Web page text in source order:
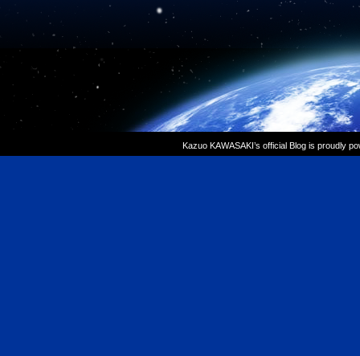
Kazuo KAWASAKI’s official Blog is proudly